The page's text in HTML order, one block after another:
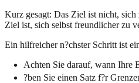
Kurz gesagt: Das Ziel ist nicht,
Ziel ist, sich selbst freundlicher zu
Ein hilfreicher n?chster Schritt ist
Achten Sie darauf, wann Ihre
?ben Sie einen Satz f?r